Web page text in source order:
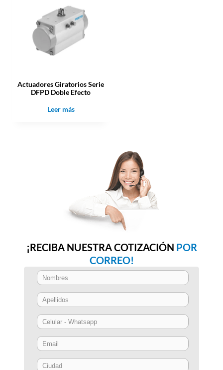
Actuadores Giratorios Serie
DFPD Doble Efecto
Leer más
¡RECIBA NUESTRA COTIZACIÓN POR
CORREO!